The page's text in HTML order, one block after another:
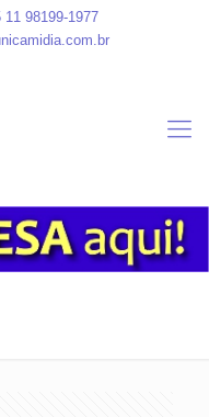
11 98199-1977